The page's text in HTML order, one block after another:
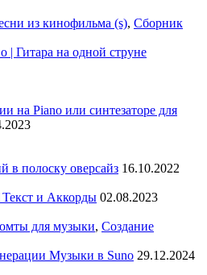
из кинофильма (s), Сборник
| Гитара на одной струне
на Piano или синтезаторе для
в полоску оверсайз 16.10.2022
и Аккорды 02.08.2023
для музыки, Создание
Музыки в Suno 29.12.2024